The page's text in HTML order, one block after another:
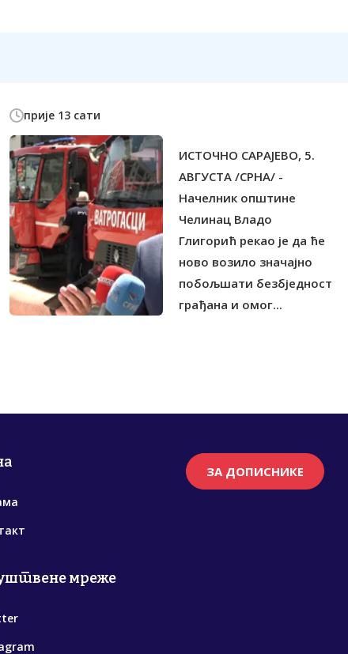
прије 13 сати
ИСТОЧНО САРАЈЕВО, 5.
АВГУСТА /СРНА/ -
Начелник општине
Челинац Владо
Глигорић рекао је да ће
ново возило значајно
побољшати безбједност
грађана и омог...
мреже
ЗА ДОПИСНИКЕ